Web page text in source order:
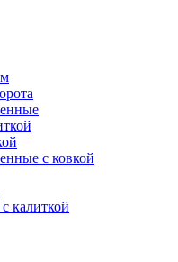
с ковкой
калиткой